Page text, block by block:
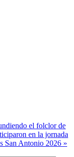
el folclor de
en la jornada
San Antonio 2026 »